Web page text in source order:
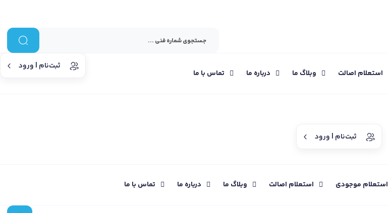
ثبت‌نام | ورود
استعلام اصالت وبلاگ ما درباره ما تماس با ما
ثبت‌نام | ورود
استعلام موجودی استعلام اصالت وبلاگ ما درباره ما تماس با ما